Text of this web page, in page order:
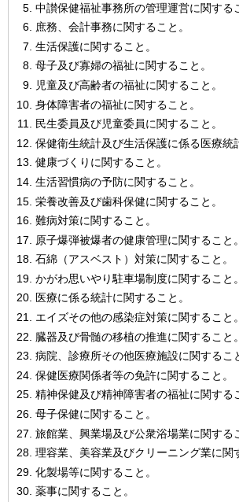
中讃保健福祉事務所の管理運営に関する
庶務、会計事務に関すること。
生活保護に関すること。
母子及び寡婦の福祉に関すること。
児童及び高齢者の福祉に関すること。
身体障害者の福祉に関すること。
民生委員及び児童委員に関すること。
保健衛生統計及び生活保護に係る医療統
健康づくりに関すること。
生活習慣病の予防に関すること。
栄養改善及び歯科保健に関すること。
難病対策に関すること。
原子爆弾被爆者の健康管理に関すること。
石綿（アスベスト）対策に関すること。
かがわ思いやり駐車場制度に関すること。
医療に係る統計に関すること。
エイズその他の感染症対策に関すること。
臓器及び骨髄の移植の推進に関すること。
病院、診療所その他医療施設に関するこ
保健医療関係者等の免許に関すること。
精神保健及び精神障害者の福祉に関する
母子保健に関すること。
旅館業、興業場及び公衆浴場業に関する
理容業、美容業及びクリーニング業に関
化製場等に関すること。
薬事に関すること。